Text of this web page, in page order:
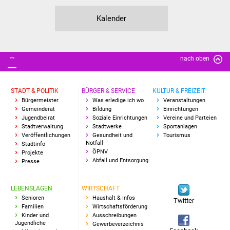
Wohnimmobilien +
Baugrundstücke
Wirtschaftsförderung
Gewerbeimmobilien
Kalender
nach oben
STADT & POLITIK
Bürgermeister
Gemeinderat
Jugendbeirat
Stadtverwaltung
Veröffentlichungen
Stadtinfo
Projekte
Presse
BÜRGER & SERVICE
Was erledige ich wo
Bildung
Soziale Einrichtungen
Stadtwerke
Gesundheit und
Notfall
ÖPNV
Abfall und Entsorgung
KULTUR & FREIZEIT
Veranstaltungen
Einrichtungen
Vereine und Parteien
Sportanlagen
Tourismus
LEBENSLAGEN
Senioren
Familien
Kinder und
Jugendliche
WIRTSCHAFT
Haushalt & Infos
Wirtschaftsförderung
Ausschreibungen
Gewerbeverzeichnis
Twitter